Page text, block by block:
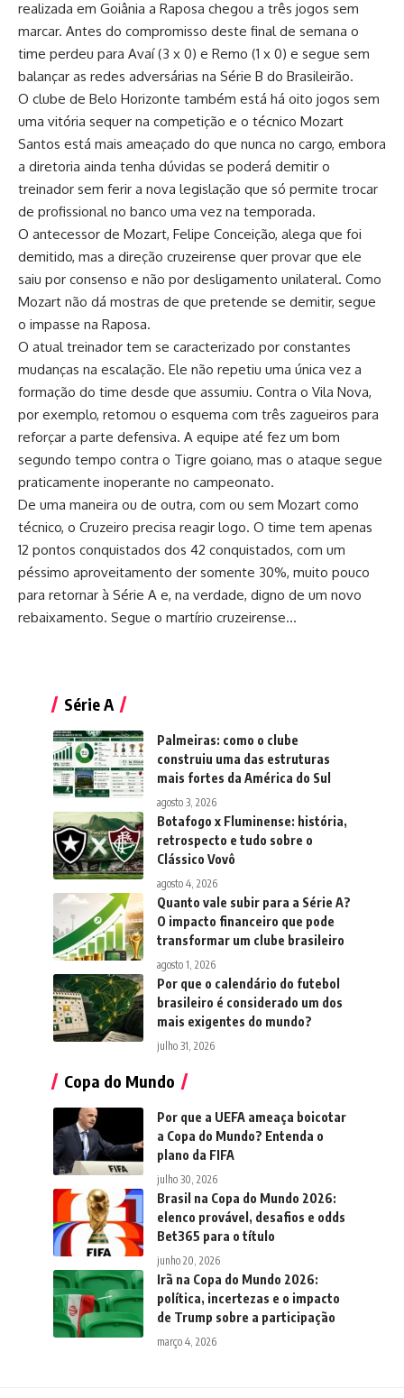
realizada em Goiânia a Raposa chegou a três jogos sem
marcar. Antes do compromisso deste final de semana o
time perdeu para Avaí (3 x 0) e Remo (1 x 0) e segue sem
balançar as redes adversárias na Série B do Brasileirão.
O clube de Belo Horizonte também está há oito jogos sem
uma vitória sequer na competição e o técnico Mozart
Santos está mais ameaçado do que nunca no cargo, embora
a diretoria ainda tenha dúvidas se poderá demitir o
treinador sem ferir a nova legislação que só permite trocar
de profissional no banco uma vez na temporada.
O antecessor de Mozart, Felipe Conceição, alega que foi
demitido, mas a direção cruzeirense quer provar que ele
saiu por consenso e não por desligamento unilateral. Como
Mozart não dá mostras de que pretende se demitir, segue
o impasse na Raposa.
O atual treinador tem se caracterizado por constantes
mudanças na escalação. Ele não repetiu uma única vez a
formação do time desde que assumiu. Contra o Vila Nova,
por exemplo, retomou o esquema com três zagueiros para
reforçar a parte defensiva. A equipe até fez um bom
segundo tempo contra o Tigre goiano, mas o ataque segue
praticamente inoperante no campeonato.
De uma maneira ou de outra, com ou sem Mozart como
técnico, o Cruzeiro precisa reagir logo. O time tem apenas
12 pontos conquistados dos 42 conquistados, com um
péssimo aproveitamento der somente 30%, muito pouco
para retornar à Série A e, na verdade, digno de um novo
rebaixamento. Segue o martírio cruzeirense…
Série A
Palmeiras: como o clube
construiu uma das estruturas
mais fortes da América do Sul
agosto 3, 2026
Botafogo x Fluminense: história,
retrospecto e tudo sobre o
Clássico Vovô
agosto 4, 2026
Quanto vale subir para a Série A?
O impacto financeiro que pode
transformar um clube brasileiro
agosto 1, 2026
Por que o calendário do futebol
brasileiro é considerado um dos
mais exigentes do mundo?
julho 31, 2026
Copa do Mundo
Por que a UEFA ameaça boicotar
a Copa do Mundo? Entenda o
plano da FIFA
julho 30, 2026
Brasil na Copa do Mundo 2026:
elenco provável, desafios e odds
Bet365 para o título
junho 20, 2026
Irã na Copa do Mundo 2026:
política, incertezas e o impacto
de Trump sobre a participação
março 4, 2026